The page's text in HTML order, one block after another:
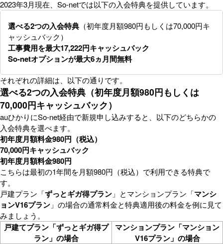
2023年3月現在、So-netでは以下の入会特典を提供しています。
選べる2つの入会特典 （初年度月額980円もしくは70,000円キ
ャッシュバック）
工事費用を最大17,222円キャッシュバック
So-netオプションが最大6ヵ月間無料
それぞれの詳細は、以下の通りです。
選べる2つの入会特典（初年度月額980円もしくは
70,000円キャッシュバック）
auひかりにSo-net経由で新規申し込みすると、以下のどちらかの
入会特典を選べます。
初年度月額料金980円（税込）
70,000円キャッシュバック
初年度月額料金980円
こちらは最初の1年間を月額980円（税込）で利用できる特典で
す。
戸建プラン「ずっとギガ得プラン 」とマンションプラン「マンシ
ョンV16プラン 」の場合の通常料金と特典適用後の料金を例に見て
みましょう。
戸建てプラン「ずっとギガ得プ
ラン」の場合
マンションプラン「マンション
V16プラン」の場合